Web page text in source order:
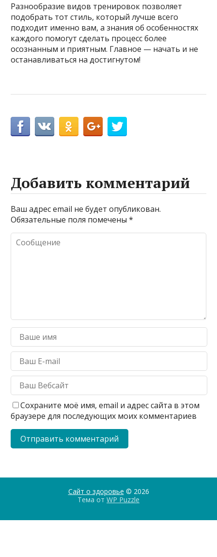
Разнообразие видов тренировок позволяет
подобрать тот стиль, который лучше всего
подходит именно вам, а знания об особенностях
каждого помогут сделать процесс более
осознанным и приятным. Главное — начать и не
останавливаться на достигнутом!
Добавить комментарий
Ваш адрес email не будет опубликован.
Обязательные поля помечены*
Сохраните моё имя, email и адрес сайта в этом
браузере для последующих моих комментариев
Сайт о здоровье © 2026
Тема от WP Puzzle